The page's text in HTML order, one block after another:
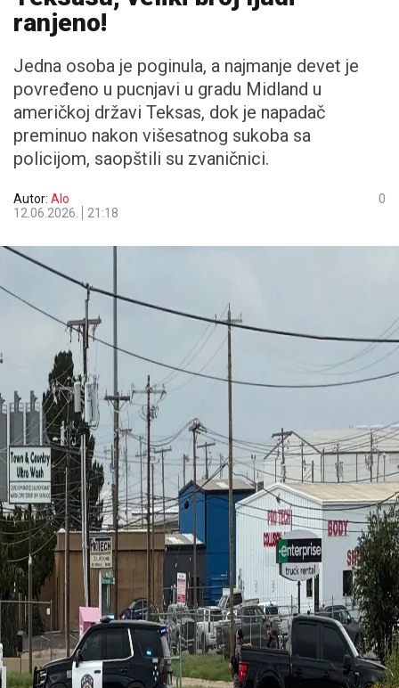
ranjeno!
Jedna osoba je poginula, a najmanje devet je
povređeno u pucnjavi u gradu Midland u
američkoj državi Teksas, dok je napadač
preminuo nakon višesatnog sukoba sa
policijom, saopštili su zvaničnici.
Autor: Alo
12.06.2026.
21:18
0